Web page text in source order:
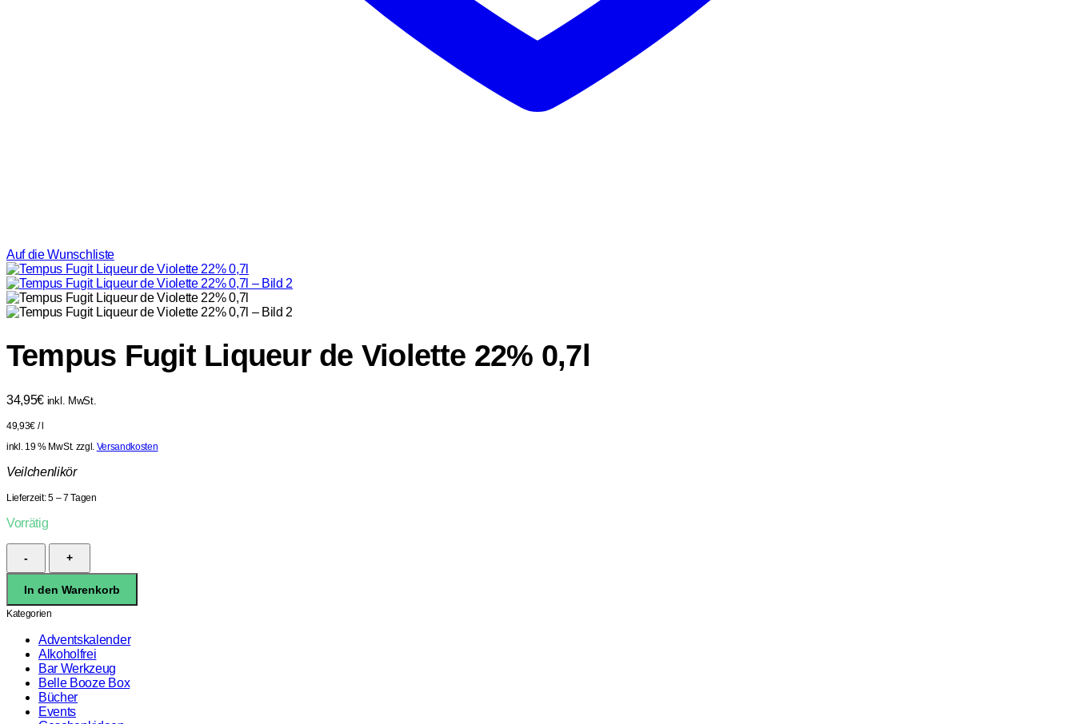
Auf die Wunschliste
Tempus Fugit Liqueur de Violette 22% 0,7l
34,95€ inkl. MwSt.
49,93€ /l
inkl. 19 % MwSt. zzgl. Versandkosten
Veilchenlikör
Lieferzeit:5 – 7 Tagen
Vorrätig
Tempus
Fugit
Liqueur
de
Violette
22%
0,7l
Menge
In den Warenkorb
Kategorien
Adventskalender
Alkoholfrei
Bar Werkzeug
Belle Booze Box
Bücher
Events